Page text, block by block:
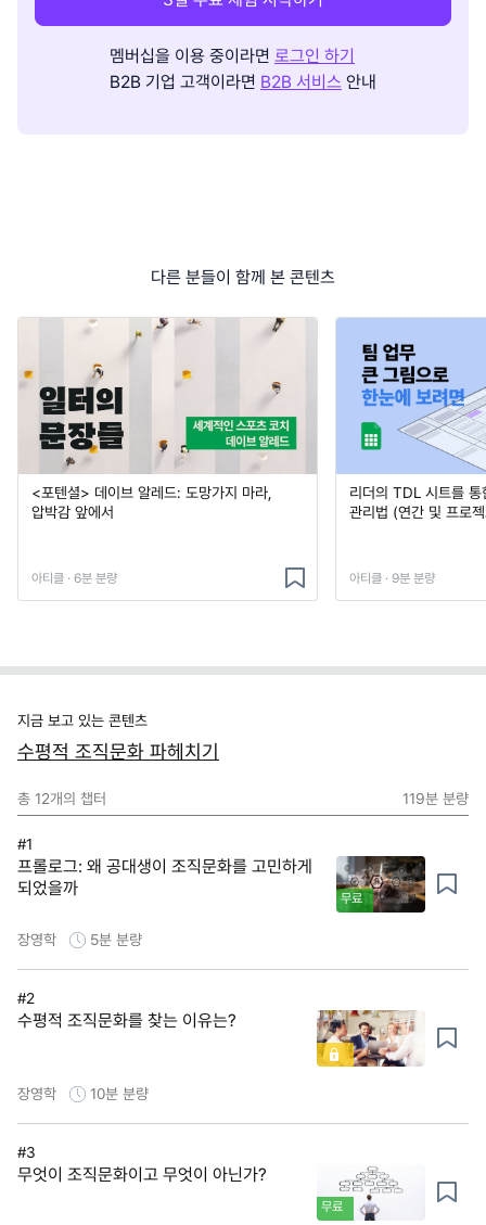
멤버십을 이용 중이라면 로그인 하기
B2B 기업 고객이라면 B2B 서비스 안내
다른 분들이 함께 본 콘텐츠
<포텐셜> 데이브 알레드: 도망가지 마라,
압박감 앞에서
아티클 · 6분 분량
리더의 TDL 시트를
관리법 (연간 및 프로
아티클 · 9분 분량
지금 보고 있는 콘텐츠
수평적 조직문화 파헤치기
총 12개의 챕터 119분 분량
#1
프롤로그: 왜 공대생이 조직문화를 고민하게
되었을까
무료
장영학 5분 분량
#2
수평적 조직문화를 찾는 이유는?
장영학 10분 분량
#3
무엇이 조직문화이고 무엇이 아닌가?
무료